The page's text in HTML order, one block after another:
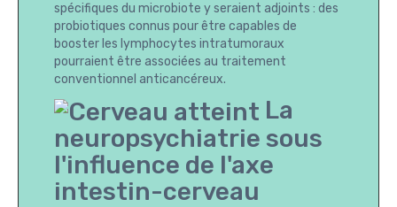
spécifiques du microbiote y seraient adjoints : des
probiotiques connus pour être capables de
booster les lymphocytes intratumoraux
pourraient être associées au traitement
conventionnel anticancéreux.
La
neuropsychiatrie sous
l'influence de l'axe
intestin-cerveau